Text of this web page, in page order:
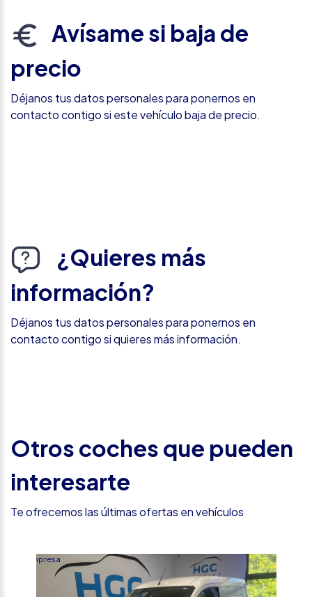
Avísame si baja de
precio
Déjanos tus datos personales para ponernos en
contacto contigo si este vehículo baja de precio.
¿Quieres más
información?
Déjanos tus datos personales para ponernos en
contacto contigo si quieres más información.
Otros coches que pueden
interesarte
Te ofrecemos las últimas ofertas en vehículos
Empresa